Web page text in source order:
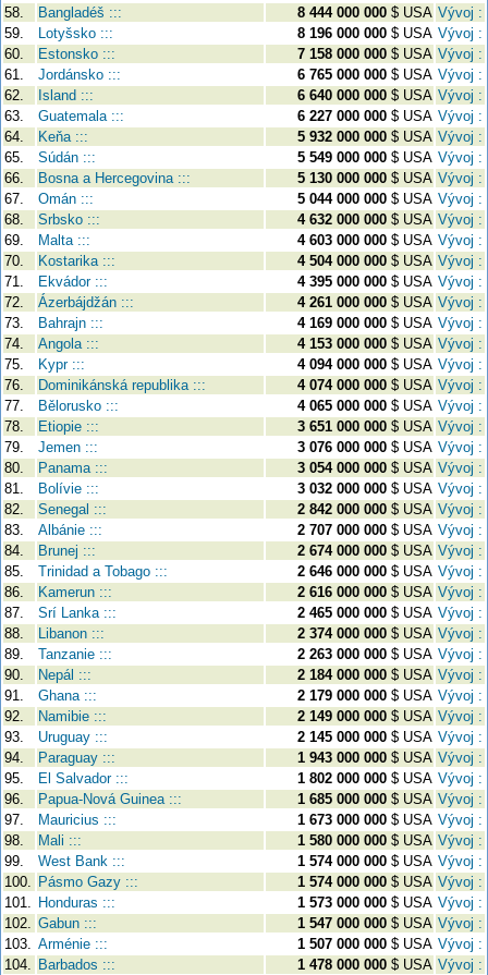
58.
Bangladéš ::: 8 444 000 000 $ USA Vývoj :
59.
Lotyšsko ::: 8 196 000 000 $ USA Vývoj :
60.
Estonsko ::: 7 158 000 000 $ USA Vývoj :
61.
Jordánsko ::: 6 765 000 000 $ USA Vývoj :
62.
Island ::: 6 640 000 000 $ USA Vývoj :
63.
Guatemala ::: 6 227 000 000 $ USA Vývoj :
64.
Keňa ::: 5 932 000 000 $ USA Vývoj :
65.
Súdán ::: 5 549 000 000 $ USA Vývoj :
66.
Bosna a Hercegovina ::: 5 130 000 000 $ USA Vývoj :
67.
Omán ::: 5 044 000 000 $ USA Vývoj :
68.
Srbsko ::: 4 632 000 000 $ USA Vývoj :
69.
Malta ::: 4 603 000 000 $ USA Vývoj :
70.
Kostarika ::: 4 504 000 000 $ USA Vývoj :
71.
Ekvádor ::: 4 395 000 000 $ USA Vývoj :
72.
Ázerbájdžán ::: 4 261 000 000 $ USA Vývoj :
73.
Bahrajn ::: 4 169 000 000 $ USA Vývoj :
74.
Angola ::: 4 153 000 000 $ USA Vývoj :
75.
Kypr ::: 4 094 000 000 $ USA Vývoj :
76.
Dominikánská republika ::: 4 074 000 000 $ USA Vývoj :
77.
Bělorusko ::: 4 065 000 000 $ USA Vývoj :
78.
Etiopie ::: 3 651 000 000 $ USA Vývoj :
79.
Jemen ::: 3 076 000 000 $ USA Vývoj :
80.
Panama ::: 3 054 000 000 $ USA Vývoj :
81.
Bolívie ::: 3 032 000 000 $ USA Vývoj :
82.
Senegal ::: 2 842 000 000 $ USA Vývoj :
83.
Albánie ::: 2 707 000 000 $ USA Vývoj :
84.
Brunej ::: 2 674 000 000 $ USA Vývoj :
85.
Trinidad a Tobago ::: 2 646 000 000 $ USA Vývoj :
86.
Kamerun ::: 2 616 000 000 $ USA Vývoj :
87.
Srí Lanka ::: 2 465 000 000 $ USA Vývoj :
88.
Libanon ::: 2 374 000 000 $ USA Vývoj :
89.
Tanzanie ::: 2 263 000 000 $ USA Vývoj :
90.
Nepál ::: 2 184 000 000 $ USA Vývoj :
91.
Ghana ::: 2 179 000 000 $ USA Vývoj :
92.
Namibie ::: 2 149 000 000 $ USA Vývoj :
93.
Uruguay ::: 2 145 000 000 $ USA Vývoj :
94.
Paraguay ::: 1 943 000 000 $ USA Vývoj :
95.
El Salvador ::: 1 802 000 000 $ USA Vývoj :
96.
Papua-Nová Guinea ::: 1 685 000 000 $ USA Vývoj :
97.
Mauricius ::: 1 673 000 000 $ USA Vývoj :
98.
Mali ::: 1 580 000 000 $ USA Vývoj :
99.
West Bank ::: 1 574 000 000 $ USA Vývoj :
100. Pásmo Gazy ::: 1 574 000 000 $ USA Vývoj :
101. Honduras ::: 1 573 000 000 $ USA Vývoj :
102. Gabun ::: 1 547 000 000 $ USA Vývoj :
103. Arménie ::: 1 507 000 000 $ USA Vývoj :
104. Barbados ::: 1 478 000 000 $ USA Vývoj :